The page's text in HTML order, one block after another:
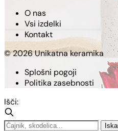
O nas
Vsi izdelki
Kontakt
© 2026 Unikatna keramika
Splošni pogoji
Politika zasebnosti
Išči: